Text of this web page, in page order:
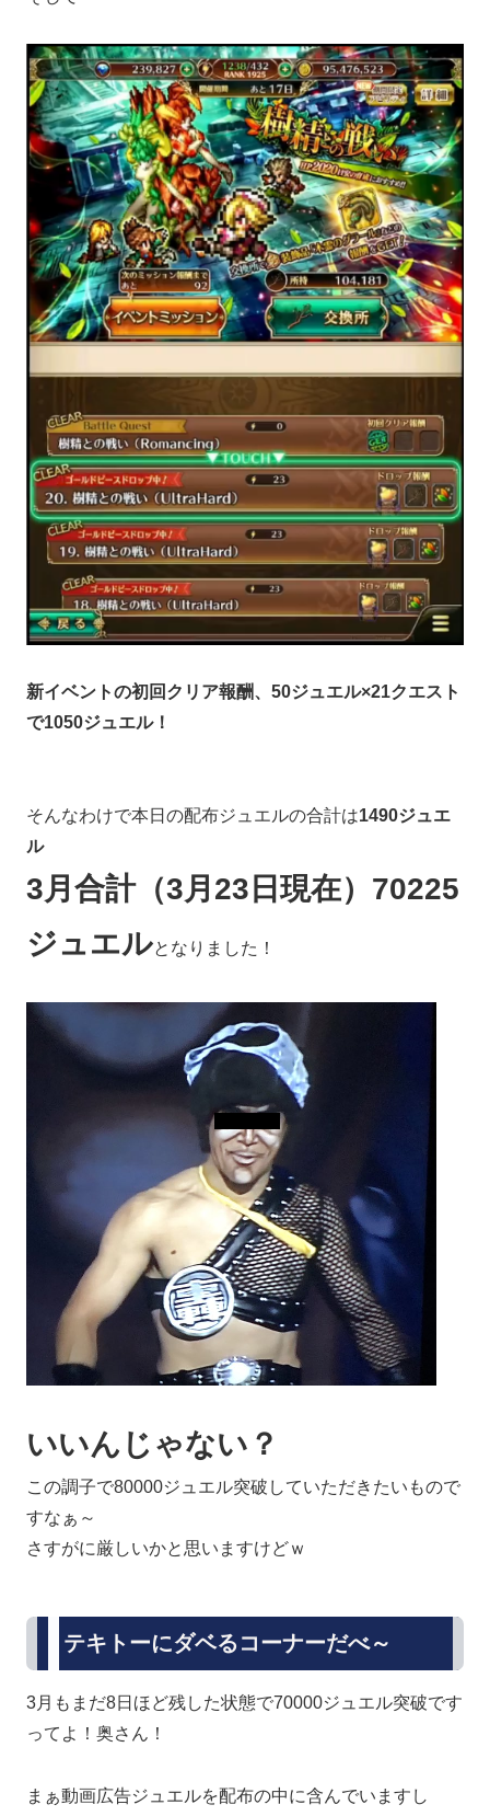
新イベントの初回クリア報酬、50ジュエル×21クエスト
で1050ジュエル！
そんなわけで本日の配布ジュエルの合計は1490ジュエ
ル
3月合計（3月23日現在） 70225
ジュエルとなりました！
いいんじゃない？
この調子で80000ジュエル突破していただきたいもので
すなぁ～
さすがに厳しいかと思いますけどｗ
テキトーにダベるコーナーだべ～
3月もまだ8日ほど残した状態で70000ジュエル突破です
ってよ！奥さん！
まぁ動画広告ジュエルを配布の中に含んでいますし